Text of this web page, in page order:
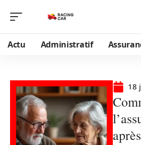
Actu Administratif
18